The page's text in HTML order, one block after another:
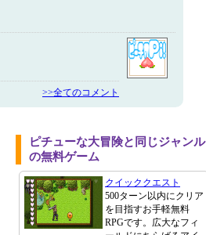
>>全てのコメント
ピチューな大冒険と同じジャンル
の無料ゲーム
クイッククエスト
500ターン以内にクリア
を目指すお手軽無料
RPGです。広大なフィ